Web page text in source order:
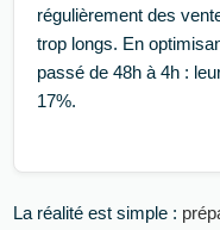
régulièrement des
trop longs. En
passé de 48h à 4h :
17%.
La réalité est simple :